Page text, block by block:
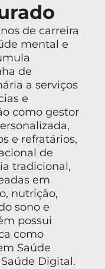
de carreira
mental e
de
a serviços
e
como gestor
e refratários,
de
tradicional,
em
nutrição,
sono e
possui
como
Saúde
Digital.